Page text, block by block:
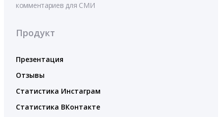
комментариев для СМИ
Продукт
Презентация
Отзывы
Статистика Инстаграм
Статистика ВКонтакте